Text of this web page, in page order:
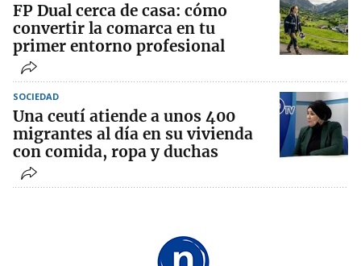
FP Dual cerca de casa: cómo
convertir la comarca en tu
primer entorno profesional
SOCIEDAD
Una ceutí atiende a unos 400
migrantes al día en su vivienda
con comida, ropa y duchas